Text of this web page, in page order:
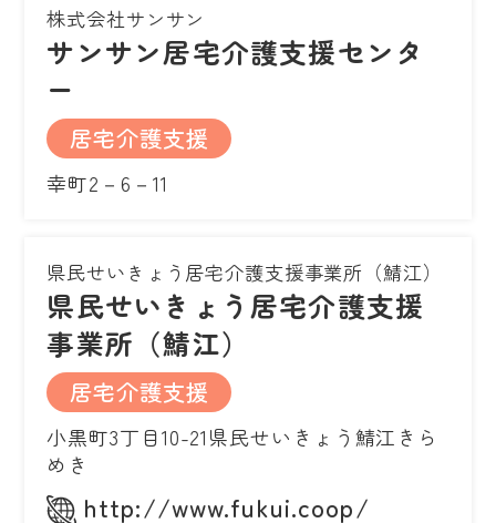
株式会社サンサン
サンサン居宅介護支援センタ
ー
居宅介護支援
幸町2－6－11
県民せいきょう居宅介護支援事業所（鯖江）
県民せいきょう居宅介護支援
事業所（鯖江）
居宅介護支援
小黒町3丁目10-21県民せいきょう鯖江きら
めき
http://www.fukui.coop/